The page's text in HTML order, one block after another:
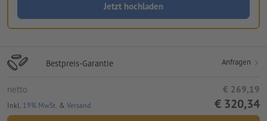
Jetzt hochladen
Bestpreis-Garantie Anfragen
netto € 269,19
Inkl. 19% MwSt. & Versand € 320,34